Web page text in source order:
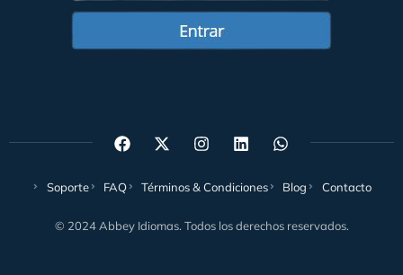
Soporte FAQ Términos & Condiciones Blog Contacto
© 2024 Abbey Idiomas. Todos los derechos reservados.